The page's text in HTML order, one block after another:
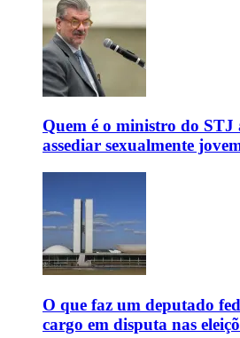
Quem é o ministro do STJ
assediar sexualmente
O que faz um deputado
cargo em disputa nas